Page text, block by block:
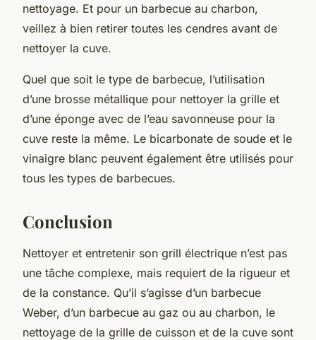
nettoyage. Et pour un barbecue au charbon,
veillez à bien retirer toutes les cendres avant de
nettoyer la cuve.
Quel que soit le type de barbecue, l’utilisation
d’une brosse métallique pour nettoyer la grille et
d’une éponge avec de l’eau savonneuse pour la
cuve reste la même. Le bicarbonate de soude et le
vinaigre blanc peuvent également être utilisés pour
tous les types de barbecues.
Conclusion
Nettoyer et entretenir son grill électrique n’est pas
une tâche complexe, mais requiert de la rigueur et
de la constance. Qu’il s’agisse d’un barbecue
Weber, d’un barbecue au gaz ou au charbon, le
nettoyage de la grille de cuisson et de la cuve sont